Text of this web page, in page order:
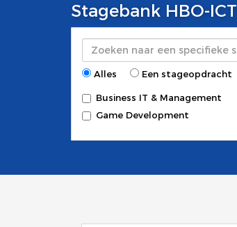
Stagebank HBO-ICT
Zoeken
Alles Een stageopdracht
Business IT & Management
Game Development